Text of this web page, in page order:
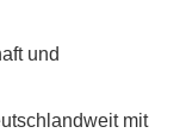
und
mit